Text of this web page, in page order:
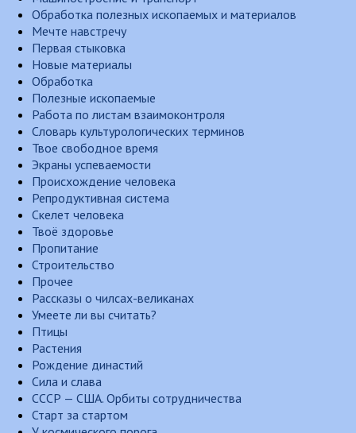
Обработка полезных ископаемых и материалов
Мечте навстречу
Первая стыковка
Новые материалы
Обработка
Полезные ископаемые
Работа по листам взаимоконтроля
Словарь культурологических терминов
Твое свободное время
Экраны успеваемости
Происхождение человека
Репродуктивная система
Скелет человека
Твоё здоровье
Пропитание
Строительство
Прочее
Рассказы о чилсах-великанах
Умеете ли вы считать?
Птицы
Растения
Рождение династий
Сила и слава
СССР — США. Орбиты сотрудничества
Старт за стартом